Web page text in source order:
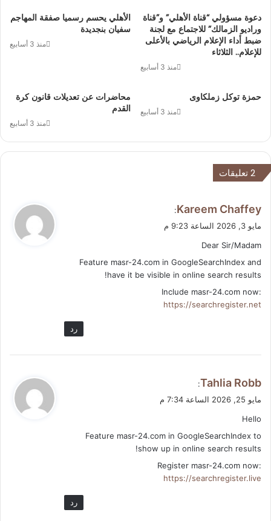
الأهلي يحسم رسميا صفقة المهاجم
سفيان بنجديدة
منذ 3 أسابيع
دعوة مسؤولي “قناة الأهلي” و”قناة
وراديو الزمالك” للاجتماع مع لجنة
ضبط أداء الإعلام الرياضي بالأعلى
للإعلام.. الثلاثاء
منذ 3 أسابيع
محاضرات عن تعديلات قانون كرة
القدم
منذ 3 أسابيع
حمزة توكل زملكاوى
منذ 3 أسابيع
‫2 تعليقات
ي
ل
Kareem Chaffey
:
مايو 3, 2026 الساعة 9:23 م
Dear Sir/Madam
Feature masr-24.com in GoogleSearchIndex and
have it be visible in online search results!
Include masr-24.com now:
https://searchregister.net
رد
ي
ل
Tahlia Robb
:
مايو 25, 2026 الساعة 7:34 م
Hello
Feature masr-24.com in GoogleSearchIndex to
show up in online search results!
Register masr-24.com now:
https://searchregister.live
رد